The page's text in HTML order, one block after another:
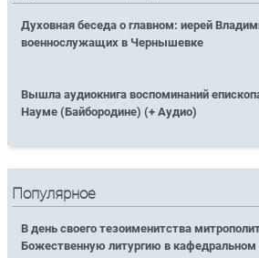
Духовная беседа о главном: иерей
военнослужащих в Чернышевке
Вышла аудиокнига воспоминаний
Науме (Байбородине) (+ Аудио)
Популярное
В день своего тезоименитства
Божественную литургию в кафедральном